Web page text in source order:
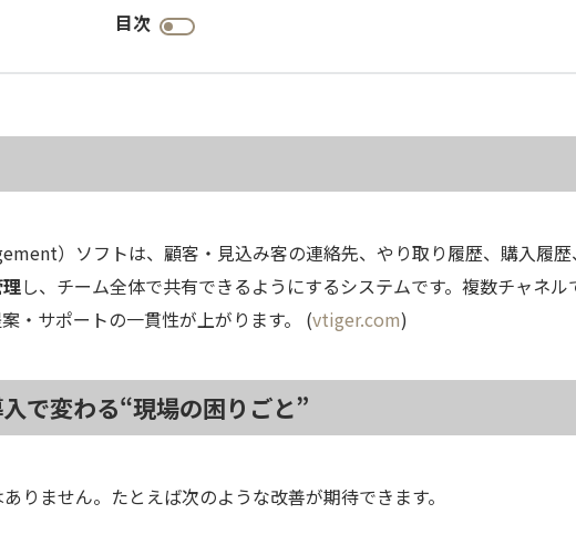
目次
）ソフトは、顧客・見込み客の連絡先、やり取り履歴、購入履
し、チーム全体で共有できるようにするシステムです。複数チャネル
・サポートの一貫性が上がります。 (vtiger.com)
で変わる“現場の困りごと”
りません。たとえば次のような改善が期待できます。